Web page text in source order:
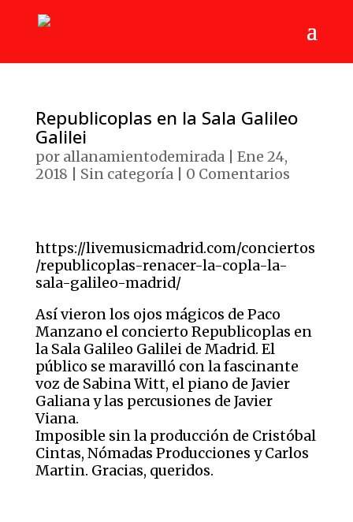
Republicoplas en la Sala Galileo
Galilei
por allanamientodemirada| Ene 24,
2018
Sin categoría| 0 Comentarios
https://livemusicmadrid.com/conciertos
/republicoplas-renacer-la-copla-la-
sala-galileo-madrid/
Así vieron los ojos mágicos de Paco
Manzano el concierto Republicoplas en
la Sala Galileo Galilei de Madrid. El
público se maravilló con la fascinante
voz de Sabina Witt, el piano de Javier
Galiana y las percusiones de Javier
Viana.
Imposible sin la producción de Cristóbal
Cintas, Nómadas Producciones y Carlos
Martin. Gracias, queridos.